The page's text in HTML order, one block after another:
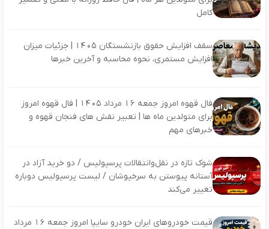
کامل
سقف افزایش حقوق بازنشستگان 1405 | جزئیات میزان
افزایش مستمری، نحوه محاسبه و آخرین خبرها
فال قهوه امروز جمعه 16 مرداد 1405 | فال قهوه امروز
برای متولدین ماه ها | تعبیر نقش های فنجان قهوه و
خبرهای مهم
شوک تازه در نقل‌وانتقالات پرسپولیس / دو خرید آزاد در
آستانه پیوستن به سرخپوشان / لیست پرسپولیس دوباره
تغییر می‌کند
قیمت خودروهای ایران خودرو سایپا امروز جمعه 16 مرداد